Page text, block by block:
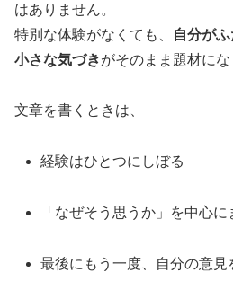
はありません。
特別な体験がなくても、
自分が
小さな気づきがそのまま題材にな
文章を書くときは、
経験はひとつにしぼる
「なぜそう思うか」を中心に
最後にもう一度、自分の意見